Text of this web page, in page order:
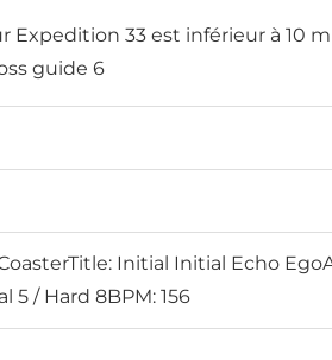
Initial Initial Echo
5 / Hard 8BPM: 156